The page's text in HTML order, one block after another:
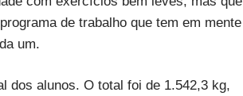
de trabalho que tem em mente
um.
dos alunos. O total foi de 1.542,3 kg,